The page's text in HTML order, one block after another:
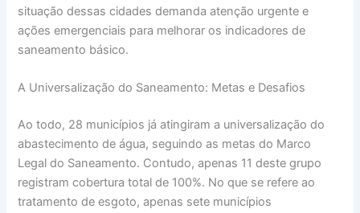
situação dessas cidades demanda atenção urgente e
ações emergenciais para melhorar os indicadores de
saneamento básico.
A Universalização do Saneamento: Metas e Desafios
Ao todo, 28 municípios já atingiram a universalização do
abastecimento de água, seguindo as metas do Marco
Legal do Saneamento. Contudo, apenas 11 deste grupo
registram cobertura total de 100%. No que se refere ao
tratamento de esgoto, apenas sete municípios